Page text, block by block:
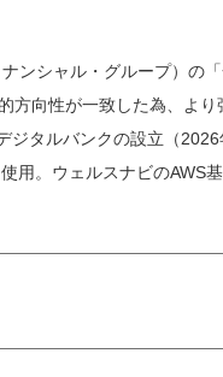
ンシャル・グループ）の
方向性が一致した為、よ
タルバンクの設立（
用。ウェルスナビのAWS